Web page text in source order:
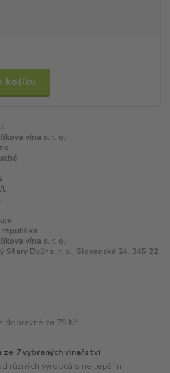
košíku
vína s. r. o.
l
republika
vína s. r. o.
Starý Dvůr s. r. o., Slovanská 24, 345 22
dopravné za 79 Kč
7 vybraných vinařství
různých výrobců s nejlepším